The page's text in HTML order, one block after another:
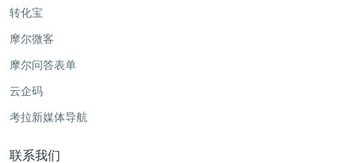
转化宝
摩尔微客
摩尔问答表单
云企码
考拉新媒体导航
联系我们